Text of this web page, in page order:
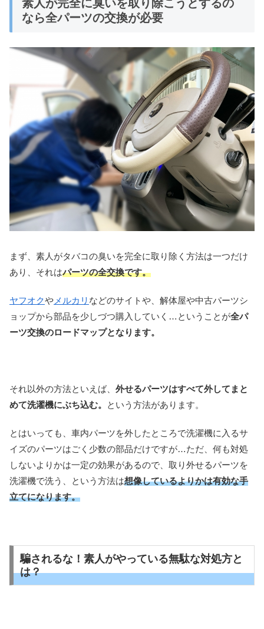
素人が完全に臭いを取り除こうとするの
なら全パーツの交換が必要
まず、素人がタバコの臭いを完全に取り除く方法は一つだけ
あり、それはパーツの全交換です。
ヤフオクや メルカリ などのサイトや、解体屋や中古パーツシ
ョップから部品を少しづつ購入していく…ということが全パ
ーツ交換のロードマップとなります。
それ以外の方法といえば、 外せるパーツはすべて外してまと
めて洗濯機にぶち込む。
という方法があります。
とはいっても、車内パーツを外したところで洗濯機に入るサ
イズのパーツはごく少数の部品だけですが…ただ、何も対処
しないよりかは一定の効果があるので、取り外せるパーツを
洗濯機で洗う、という方法は想像しているよりかは有効な手
立てになります。
騙されるな！素人がやっている無駄な対処方と
は？